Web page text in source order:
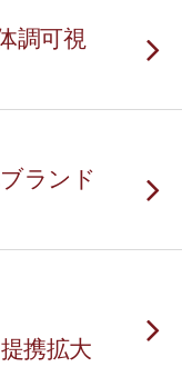
調可視
ランド
携拡大